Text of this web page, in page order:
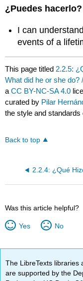
¿Puedes
I can
events of a
This page titled 2.2.5:
What did he or she do?
aCC BY-NC-SA 4.0
curated by Pilar
the style and standards
Back to top
Was this article helpful?
Yes No
The LibreTexts libraries
are supported by the